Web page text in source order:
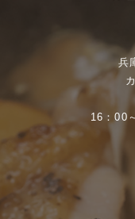
兵
16：00